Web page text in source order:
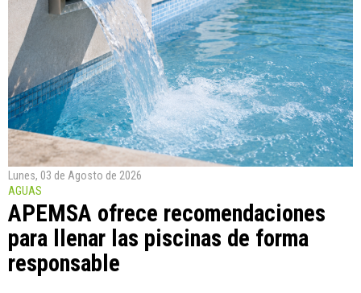
Lunes, 03 de Agosto de 2026
AGUAS
APEMSA ofrece recomendaciones
para llenar las piscinas de forma
responsable